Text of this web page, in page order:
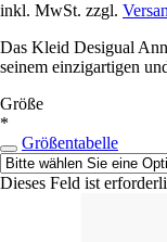
inkl. MwSt. zzgl.
Das Kleid Desigual
seinem einzigartigen
Größe
*
Größentabelle
Dieses Feld ist